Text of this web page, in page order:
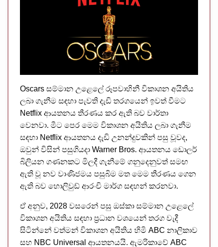
Oscars සම්මාන උළෙලේ රූපවාහිනී විකාශන අයිතිය
ලබා ගැනීම සඳහා පැවති දැඩි තරගයෙන් ඉවත් වීමට
Netflix ආයතනය තීරණය කර ඇති බව වාර්තා
වෙනවා. මීට පෙර මෙම විකාශන අයිතිය ලබා ගැනීම
සඳහා Netflix ආයතනය දැඩි උනන්දුවකින් පසු වූවද,
ඔවුන් විසින් පසුගියදා Warner Bros. ආයතනය ඩොලර්
බිලියන ගණනකට මිලදී ගැනීමේ ගනුදෙනුවත් සමඟ
ඇති වූ නව වාණිජමය පසුබිම මත මෙම තීරණය ගෙන
ඇති බව හොලිවුඩ් ආරංචි මාර්ග සඳහන් කරනවා.
ඒ අනුව, 2028 වසරෙන් පසු ඔස්කා සම්මාන උළෙලේ
විකාශන අයිතිය සඳහා ප්‍රධාන වශයෙන් තරග වැදී
සිටින්නේ වත්මන් විකාශන අයිතිය හිමි ABC නාලිකාව
සහ NBC Universal ආයතනයයි. ඇමරිකාවේ ABC